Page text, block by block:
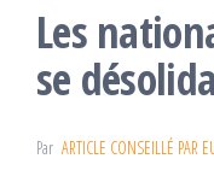
Les
se
Par ARTICLE CONSEILLÉ PAR